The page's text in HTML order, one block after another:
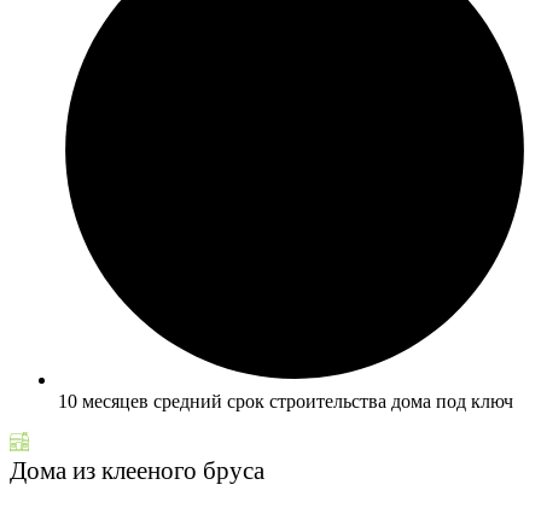
10 месяцев средний срок строительства дома под ключ
Дома из клееного бруса